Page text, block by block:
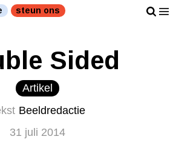
steun ons
Sided
Artikel
Beeldredactie
31 juli 2014